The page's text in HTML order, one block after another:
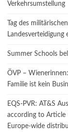
Verkehrsumstellung
Tag des
Summer Schools
ÖVP –
Familie ist kein
EQS-PVR: AT&S
according to Article
Europe-wide